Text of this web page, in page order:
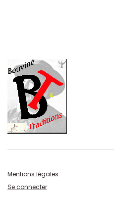
Mentions légales
Se connecter